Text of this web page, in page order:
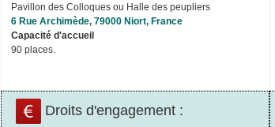
Pavillon des Colloques ou Halle des peupliers
6 Rue Archimède, 79000 Niort, France
Capacité d'accueil
90 places.
Droits d'engagement :